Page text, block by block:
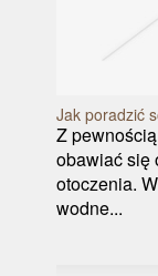
Jak poradzić
Z
obawiać się
otoczenia.
wodne...